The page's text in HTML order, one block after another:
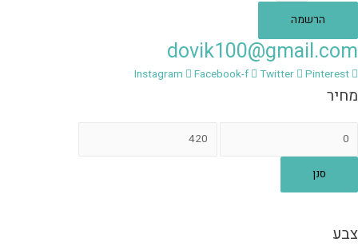
הרשמה
dovik100@gmail.com
Instagram Facebook-f Twitter Pinterest
מחיר
מחיר
מחיר
סנן
צבע